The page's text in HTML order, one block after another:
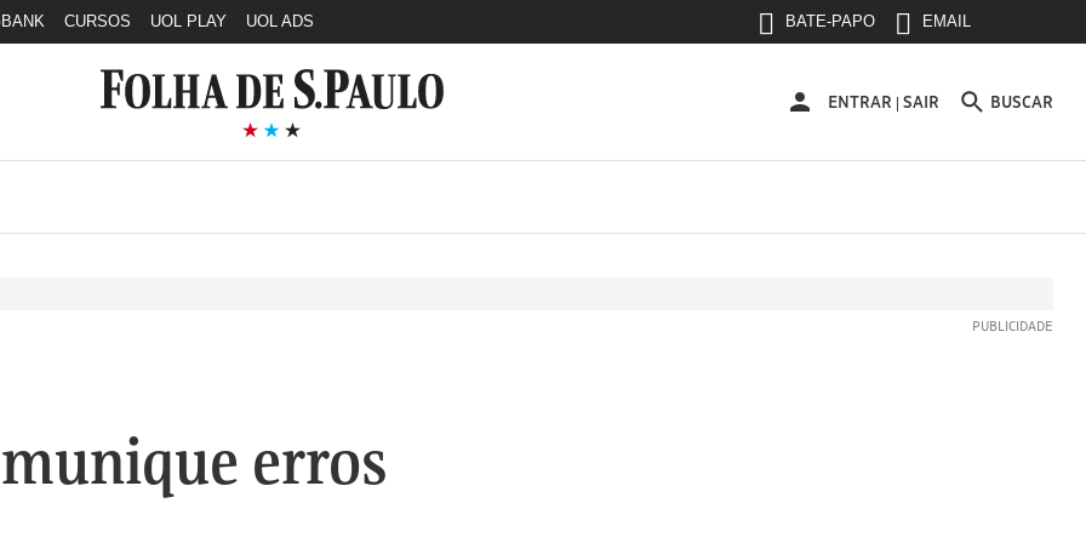
CURSOS UOL PLAY UOL ADS BATE-PAPO EMAIL
ENTRAR
ENTRAR | SAIR BUSCAR
erros